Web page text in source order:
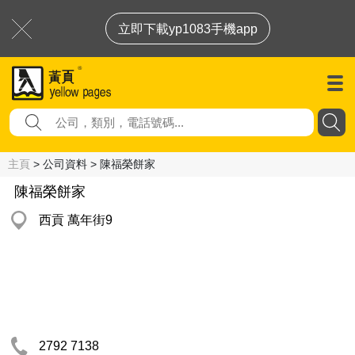
立即下載yp1083手機app
主頁 > 公司資料 > 陳福榮餅家
陳福榮餅家
西貢 萬年街9
2792 7138